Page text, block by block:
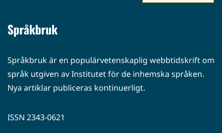
Språkbruk
Språkbruk är en populärvetenskaplig webbtidskrift om
språk utgiven av Institutet för de inhemska språken.
Nya artiklar publiceras kontinuerligt.
ISSN 2343-0621